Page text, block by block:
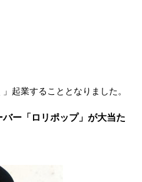
起業することとなりました。
ー「ロリポップ」が大当た